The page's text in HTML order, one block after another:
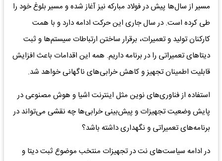
مسیر از سال‌ها پیش در فولاد مبارکه نیز آغاز شده و مسیر بلوغ خود را
طی کرده است. در سال جاری این حرکت ادامه دارد و با همت
کارکنان تولید و تعمیرات، برقرار ساختن ارتباطات سیستم‌ها و ثبت
دیتاهای تعمیراتی را در برنامه داریم. همه این اقدامات باعث افزایش
قابلیت اطمینان تجهیز و کاهش خرابی‌های ناگهانی خواهد شد.
استفاده از فناوری‌های نوین مثل اینترنت اشیا و هوش مصنوعی در
پایش وضعیت تجهیزات و پیش‌بینی خرابی‌ها چه نقشی می‌تواند در
برنامه‌های تعمیراتی و نگهداری داشته باشد؟
در ادامه سیاست‌های نت در تجهیزات منتخب موضوع ثبت دیتا و